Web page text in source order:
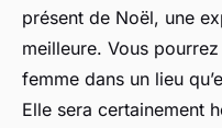
présent de Noël, une
meilleure. Vous
femme dans un lieu
Elle sera certainement